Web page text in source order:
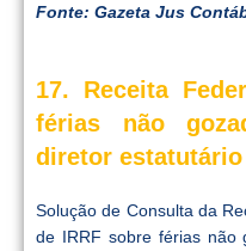
Fonte: Gazeta Jus
17. Receita
férias não
diretor estatutário
Solução de Consulta da
de IRRF sobre férias não